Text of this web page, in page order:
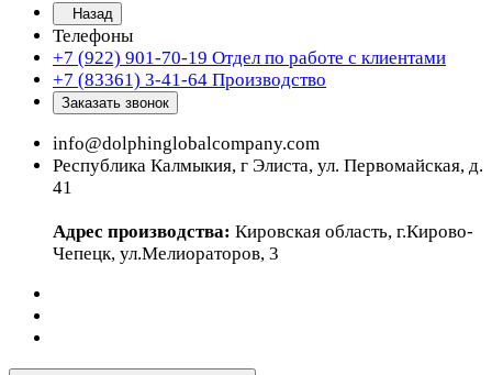
Назад
Телефоны
+7 (922) 901-70-19 Отдел по работе с клиентами
+7 (83361) 3-41-64 Производство
Заказать звонок
info@dolphinglobalcompany.com
Республика Калмыкия, г Элиста, ул. Первомайская, д.
41
Адрес производства: Кировская область, г.Кирово-
Чепецк, ул.Мелиораторов, 3